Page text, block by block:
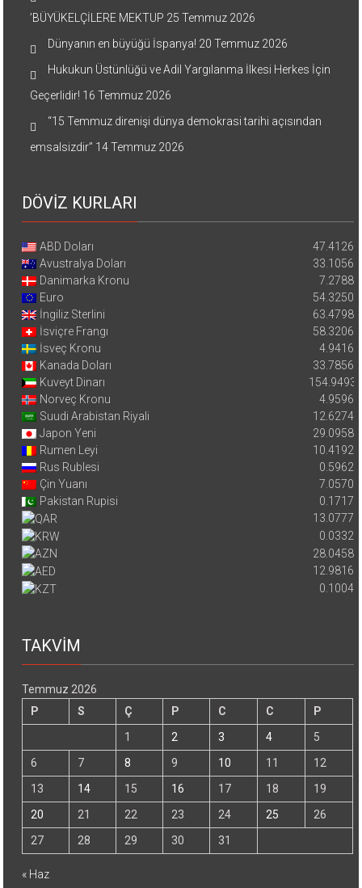
’BÜYÜKELÇİLERE MEKTUP 25 Temmuz 2026
Dünyanın en büyüğü İspanya! 20 Temmuz 2026
Hukukun Üstünlüğü ve Adil Yargılanma İlkesi Herkes İçin
Geçerlidir! 16 Temmuz 2026
“15 Temmuz direnişi dünya demokrasi tarihi açısından
emsalsizdir” 14 Temmuz 2026
DÖVİZ KURLARI
ABD Doları
47.4126
Avustralya Doları
33.1056
Danimarka Kronu
7.2788
Euro
54.3250
İngiliz Sterlini
63.4798
İsviçre Frangı
58.3206
İsveç Kronu
4.9416
Kanada Doları
33.7856
Kuveyt Dinarı
154.9493
Norveç Kronu
4.9596
Suudi Arabistan Riyali
12.6274
Japon Yeni
29.0958
Rumen Leyi
10.4192
Rus Rublesi
0.5962
Çin Yuanı
7.0570
Pakistan Rupisi
0.1717
13.0777
0.0332
28.0458
12.9816
0.1004
TAKVİM
Temmuz 2026
P
S Ç P C C
P
1
2 3 4
5
6
7 8 9 10 11
12
13
14 15 16 17 18
19
20
21 22 23 24 25
26
27
28 29 30 31
« Haz